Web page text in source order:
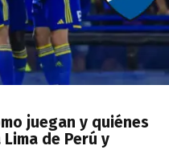
juegan y quiénes
de Perú y